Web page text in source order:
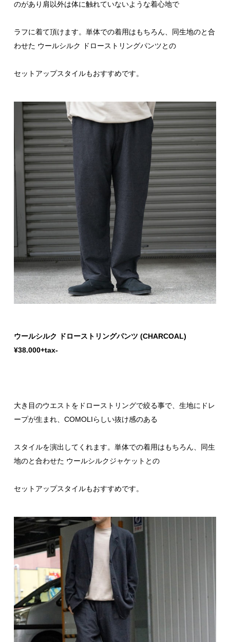
のがあり肩以外は体に触れていないような着心地で
ラフに着て頂けます。単体での着用はもちろん、同生地のと合
わせた ウールシルク ドローストリングパンツとの
セットアップスタイルもおすすめです。
ウールシルク ドローストリングパンツ (CHARCOAL)
¥38.000+tax-
大き目のウエストをドローストリングで絞る事で、生地にドレ
ープが生まれ、COMOLIらしい抜け感のある
スタイルを演出してくれます。単体での着用はもちろん、同生
地のと合わせた ウールシルクジャケットとの
セットアップスタイルもおすすめです。